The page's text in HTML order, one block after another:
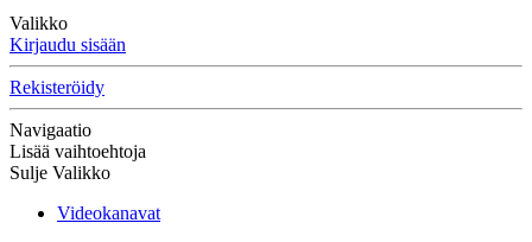
Valikko
Kirjaudu sisään
Rekisteröidy
Navigaatio
Lisää vaihtoehtoja
Sulje Valikko
Videokanavat